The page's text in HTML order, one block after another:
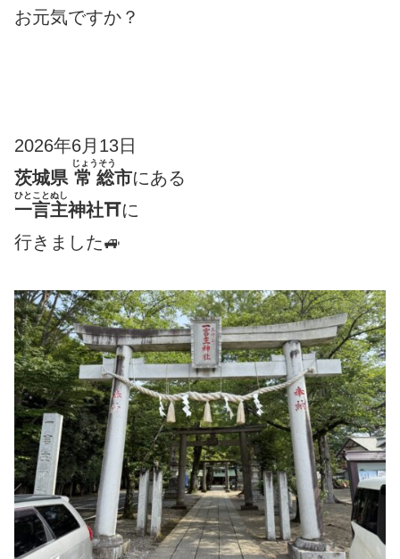
お元気ですか？
2026年6月13日
茨城県 常総
じょうそう
市にある
一言主
ひとことぬし
神社⛩に
行きました🚙